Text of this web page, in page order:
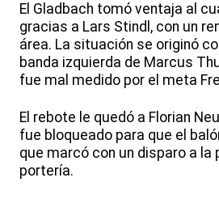
El Gladbach tomó ventaja al
gracias a Lars Stindl, con un
área. La situación se originó
banda izquierda de Marcus
fue mal medido por el meta
El rebote le quedó a Florian
fue bloqueado para que el
que marcó con un disparo a la
portería.